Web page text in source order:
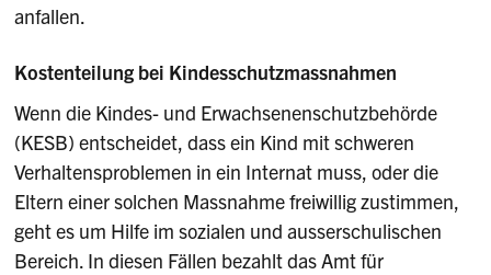
anfallen.
Kostenteilung bei Kindesschutzmassnahmen
Wenn die Kindes- und Erwachsenenschutzbehörde
(KESB) entscheidet, dass ein Kind mit schweren
Verhaltensproblemen in ein Internat muss, oder die
Eltern einer solchen Massnahme freiwillig zustimmen,
geht es um Hilfe im sozialen und ausserschulischen
Bereich. In diesen Fällen bezahlt das Amt für